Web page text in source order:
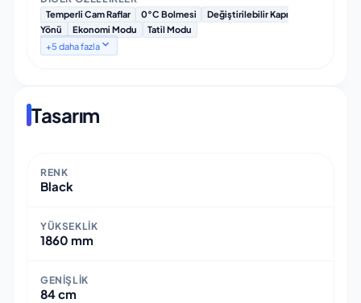
Temperli Cam Raflar 0°C Bolmesi
Değiştirilebilir Kapı
Yönü
Ekonomi Modu
Tatil Modu
+5 daha fazla
Tasarım
RENK
Black
YÜKSEKLIK
1860 mm
GENIŞLIK
84 cm